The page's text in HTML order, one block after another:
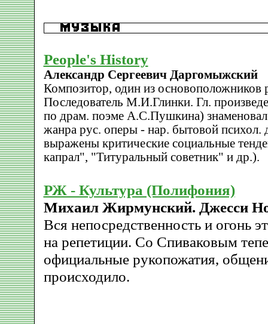
People's History
Александр Сергеевич Даргомыжский
Композитор, один из основоположников
Последователь М.И.Глинки. Гл.
по драм. поэме А.С.Пушкина)
жанра рус. оперы - нар. бытовой психол.
выражены критические социальные
капрал", "Титуральный советник" и др.).
РЖ - Культура (Полифония)
Михаил Жирмунский. Джесси
Вся непосредственность и огонь
на репетиции. Со Спиваковым
официальные рукопожатия,
происходило.